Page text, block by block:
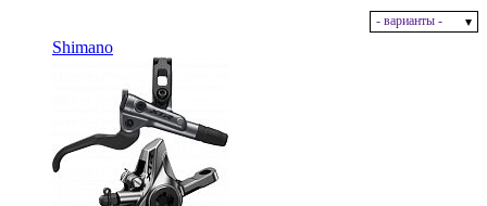
- варианты -
Shimano